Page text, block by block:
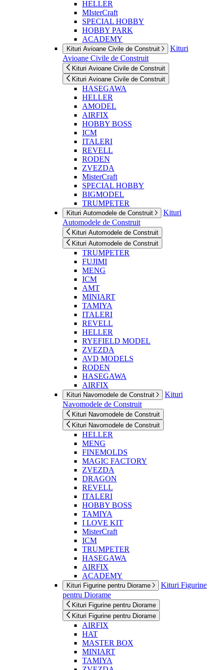
HELLER
MIsterCraft
SPECIAL HOBBY
HOBBY PARK
ACADEMY
Kituri Avioane Civile de Construit
Kituri
Avioane Civile de Construit
Kituri Avioane Civile de Construit
Kituri Avioane Civile de Construit
HASEGAWA
HELLER
AMODEL
AIRFIX
HOBBY BOSS
ICM
ITALERI
REVELL
RODEN
ZVEZDA
MisterCraft
SPECIAL HOBBY
BIGMODEL
TRUMPETER
Kituri Automodele de Construit
Kituri
Automodele de Construit
Kituri Automodele de Construit
Kituri Automodele de Construit
TRUMPETER
FUJIMI
MENG
ICM
AMT
MINIART
TAMIYA
ITALERI
REVELL
HELLER
RYEFIELD MODEL
ZVEZDA
AVD MODELS
RODEN
HASEGAWA
AIRFIX
Kituri Navomodele de Construit
Kituri
Navomodele de Construit
Kituri Navomodele de Construit
Kituri Navomodele de Construit
HELLER
MENG
FINEMOLDS
MAGIC FACTORY
ZVEZDA
DRAGON
REVELL
ITALERI
HOBBY BOSS
TAMIYA
I LOVE KIT
MisterCraft
ICM
TRUMPETER
HASEGAWA
AIRFIX
ACADEMY
Kituri Figurine pentru Diorame
Kituri Figurine
pentru Diorame
Kituri Figurine pentru Diorame
Kituri Figurine pentru Diorame
AIRFIX
HAT
MASTER BOX
MINIART
TAMIYA